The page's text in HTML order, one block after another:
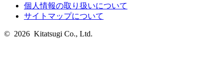
個人情報の取り扱いについて
サイトマップについて
© 2026 Kitatsugi Co., Ltd.